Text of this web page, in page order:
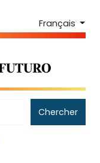
Français
Chercher